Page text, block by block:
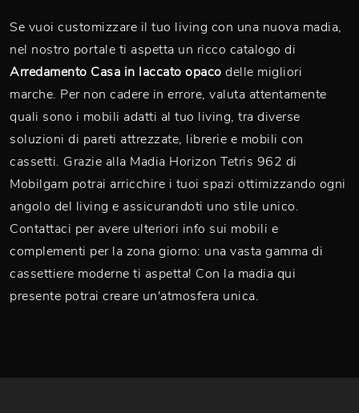
Se vuoi customizzare il tuo living con una nuova madia,
nel nostro portale ti aspetta un ricco catalogo di
Arredamento Casa in laccato opaco delle migliori
marche. Per non cadere in errore, valuta attentamente
quali sono i mobili adatti al tuo living, tra diverse
soluzioni di pareti attrezzate, librerie e mobili con
cassetti. Grazie alla Madia Horizon Tetris 962 di
Mobilgam potrai arricchire i tuoi spazi ottimizzando ogni
angolo del living e assicurandoti uno stile unico.
Contattaci per avere ulteriori info sui mobili e
complementi per la zona giorno: una vasta gamma di
cassettiere moderne ti aspetta! Con la madia qui
presente potrai creare un'atmosfera unica.